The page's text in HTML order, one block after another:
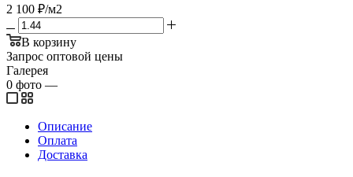
2 100 ₽/м2
В корзину
Запрос оптовой цены
Галерея
0 фото —
Описание
Оплата
Доставка